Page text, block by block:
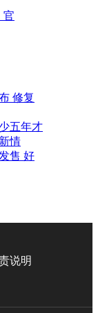
官
修复
五年才
情
售 好
说明